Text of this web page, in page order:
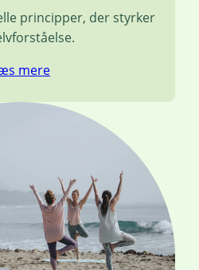
principper, der styrker
mere